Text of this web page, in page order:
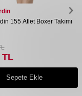
155 Atlet Boxer Takımı
Sepete Ekle